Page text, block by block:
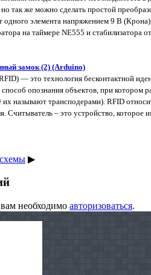
так же можно сделать простой
одного элемента напряжением 9 В
на таймере NE555 и
замок (2) (Arduino)
— это технология бесконтактной
способ опознания объектов, при
называют трансподерами). RFID
Считыватель – это устройство, которое
▶
необходимо авторизоваться.